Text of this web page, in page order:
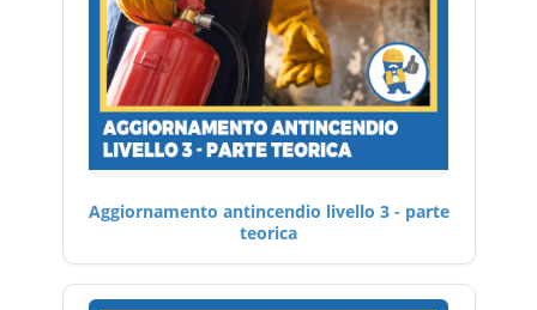
Aggiornamento antincendio livello 3 - parte
teorica